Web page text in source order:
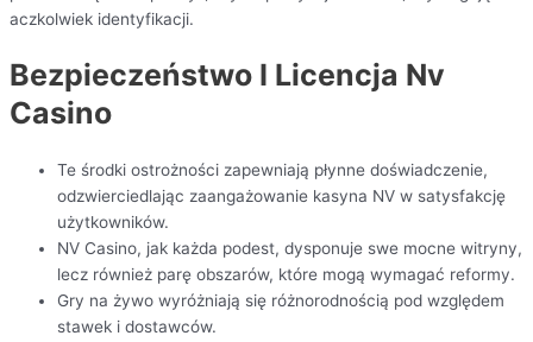
aczkolwiek identyfikacji.
Bezpieczeństwo I Licencja Nv
Casino
Te środki ostrożności zapewniają płynne doświadczenie,
odzwierciedlając zaangażowanie kasyna NV w satysfakcję
użytkowników.
NV Casino, jak każda podest, dysponuje swe mocne witryny,
lecz również parę obszarów, które mogą wymagać reformy.
Gry na żywo wyróżniają się różnorodnością pod względem
stawek i dostawców.